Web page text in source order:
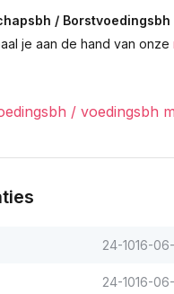
/
je aan de hand van onze
/ voedingsbh
24-1016-
24-1016-